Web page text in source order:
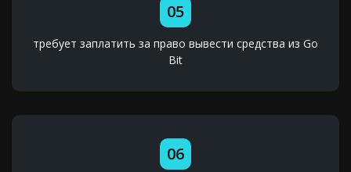
05
требует заплатить за право вывести средства из Go
Bit
06